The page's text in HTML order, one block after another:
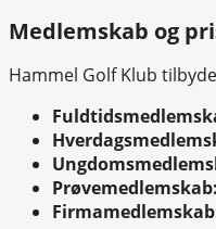
Medlemskab og
Hammel Golf Klub
Prøvemedlemskab: